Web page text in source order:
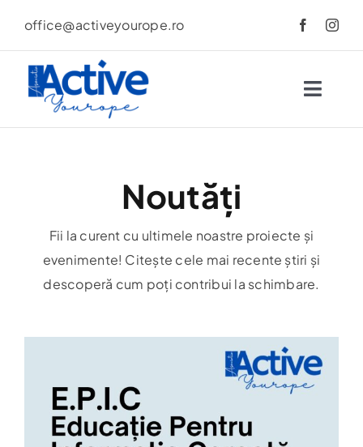
office@activeyourope.ro
Cursuri
Implică-te
Contact
Noutăți
Fii la curent cu ultimele noastre proiecte și
evenimente! Citește cele mai recente știri și
descoperă cum poți contribui la schimbare.